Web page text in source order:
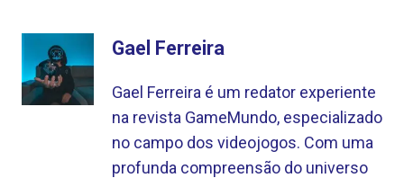
Gael Ferreira
Gael Ferreira é um redator experiente
na revista GameMundo, especializado
no campo dos videojogos. Com uma
profunda compreensão do universo